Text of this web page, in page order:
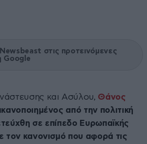
στις προτεινόμενες
Google
και Ασύλου, Θάνος
ικανοποιημένος από την πολιτική
σε επίπεδο Ευρωπαϊκής
τον κανονισμό που αφορά τις